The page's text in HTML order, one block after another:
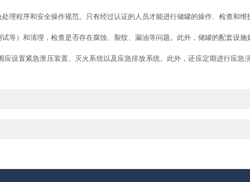
程序和安全操作规范。只有经过认证的人员才能进行储罐的操作、检查和维
）和清理，检查是否存在腐蚀、裂纹、漏油等问题。此外，储罐的配套设施
置紧急泄压装置、灭火系统以及应急排放系统。此外，还应定期进行应急